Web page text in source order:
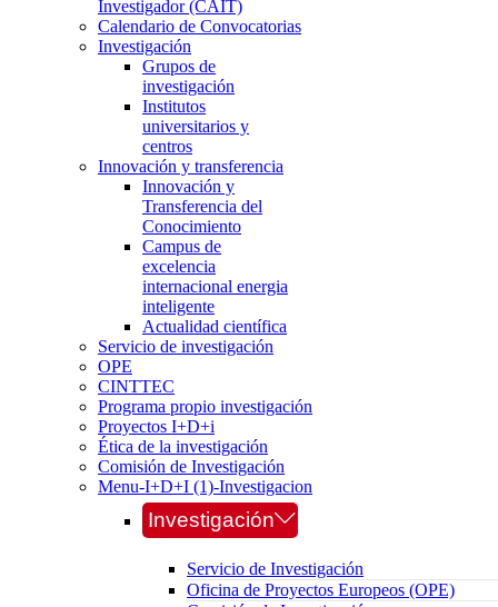
Investigador (CAIT)
Calendario de Convocatorias
Investigación
Grupos de
investigación
Institutos
universitarios y
centros
Innovación y transferencia
Innovación y
Transferencia del
Conocimiento
Campus de
excelencia
internacional energia
inteligente
Actualidad científica
Servicio de investigación
OPE
CINTTEC
Programa propio investigación
Proyectos I+D+i
Ética de la investigación
Comisión de Investigación
Menu-I+D+I (1)-Investigacion
Investigación
Servicio de Investigación
Oficina de Proyectos Europeos (OPE)